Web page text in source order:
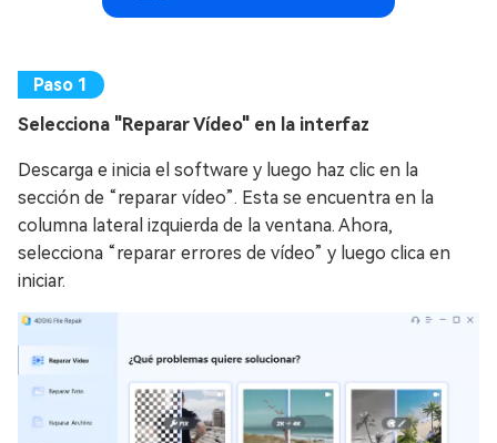
Selecciona "Reparar Vídeo" en la interfaz
Descarga e inicia el software y luego haz clic en la
sección de “reparar vídeo”. Esta se encuentra en la
columna lateral izquierda de la ventana. Ahora,
selecciona “reparar errores de vídeo” y luego clica en
iniciar.